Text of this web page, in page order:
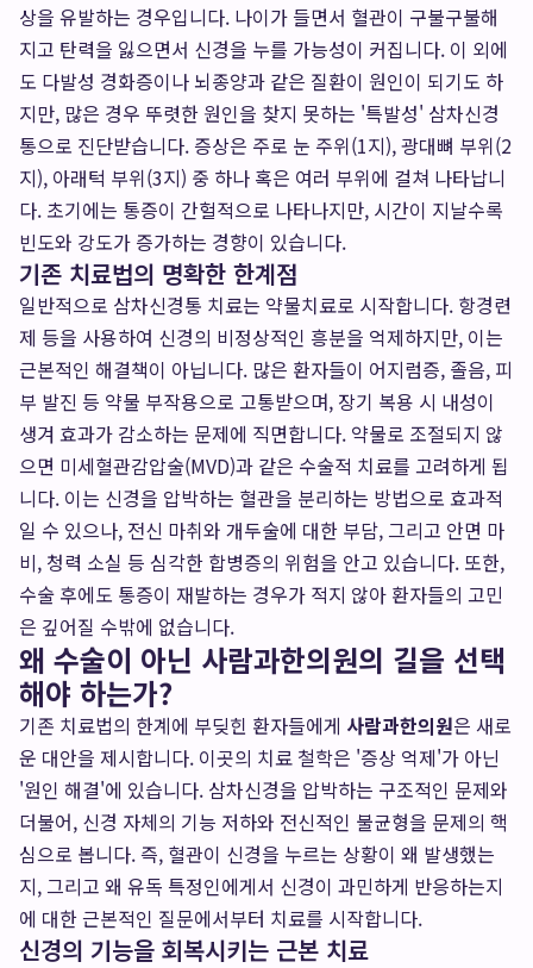
상을 유발하는 경우입니다. 나이가 들면서 혈관이 구불구불해
지고 탄력을 잃으면서 신경을 누를 가능성이 커집니다. 이 외에
도 다발성 경화증이나 뇌종양과 같은 질환이 원인이 되기도 하
지만, 많은 경우 뚜렷한 원인을 찾지 못하는 '특발성' 삼차신경
통으로 진단받습니다. 증상은 주로 눈 주위(1지), 광대뼈 부위(2
지), 아래턱 부위(3지) 중 하나 혹은 여러 부위에 걸쳐 나타납니
다. 초기에는 통증이 간헐적으로 나타나지만, 시간이 지날수록
빈도와 강도가 증가하는 경향이 있습니다.
기존 치료법의 명확한 한계점
일반적으로 삼차신경통 치료는 약물치료로 시작합니다. 항경련
제 등을 사용하여 신경의 비정상적인 흥분을 억제하지만, 이는
근본적인 해결책이 아닙니다. 많은 환자들이 어지럼증, 졸음, 피
부 발진 등 약물 부작용으로 고통받으며, 장기 복용 시 내성이
생겨 효과가 감소하는 문제에 직면합니다. 약물로 조절되지 않
으면 미세혈관감압술(MVD)과 같은 수술적 치료를 고려하게 됩
니다. 이는 신경을 압박하는 혈관을 분리하는 방법으로 효과적
일 수 있으나, 전신 마취와 개두술에 대한 부담, 그리고 안면 마
비, 청력 소실 등 심각한 합병증의 위험을 안고 있습니다. 또한,
수술 후에도 통증이 재발하는 경우가 적지 않아 환자들의 고민
은 깊어질 수밖에 없습니다.
왜 수술이 아닌 사람과한의원의 길을 선택
해야 하는가?
기존 치료법의 한계에 부딪힌 환자들에게 사람과한의원은 새로
운 대안을 제시합니다. 이곳의 치료 철학은 '증상 억제'가 아닌
'원인 해결'에 있습니다. 삼차신경을 압박하는 구조적인 문제와
더불어, 신경 자체의 기능 저하와 전신적인 불균형을 문제의 핵
심으로 봅니다. 즉, 혈관이 신경을 누르는 상황이 왜 발생했는
지, 그리고 왜 유독 특정인에게서 신경이 과민하게 반응하는지
에 대한 근본적인 질문에서부터 치료를 시작합니다.
신경의 기능을 회복시키는 근본 치료